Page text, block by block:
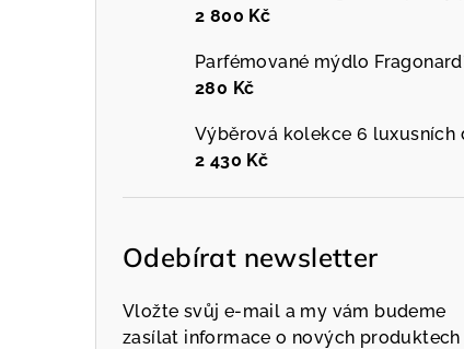
2 800 Kč
280 Kč
2 430 Kč
Odebírat newsletter
Vložte svůj e-mail a my vám budeme
zasílat informace o nových produktech